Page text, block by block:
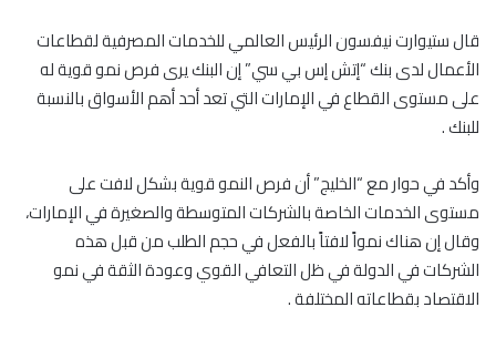
قال ستيوارت نيفسون الرئيس العالمي للخدمات المصرفية لقطاعات
الأعمال لدى بنك “إتش إس بي سي” إن البنك يرى فرص نمو قوية له
على مستوى القطاع في الإمارات التي تعد أحد أهم الأسواق بالنسبة
للبنك .
وأكد في حوار مع “الخليج” أن فرص النمو قوية بشكل لافت على
مستوى الخدمات الخاصة بالشركات المتوسطة والصغيرة في الإمارات،
وقال إن هناك نمواً لافتاً بالفعل في حجم الطلب من قبل هذه
الشركات في الدولة في ظل التعافي القوي وعودة الثقة في نمو
الاقتصاد بقطاعاته المختلفة .